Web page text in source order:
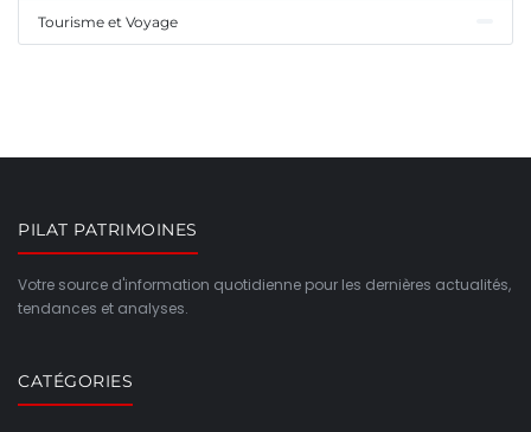
Tourisme et Voyage
PILAT PATRIMOINES
Votre source d'information quotidienne pour les dernières actualités,
tendances et analyses.
CATÉGORIES